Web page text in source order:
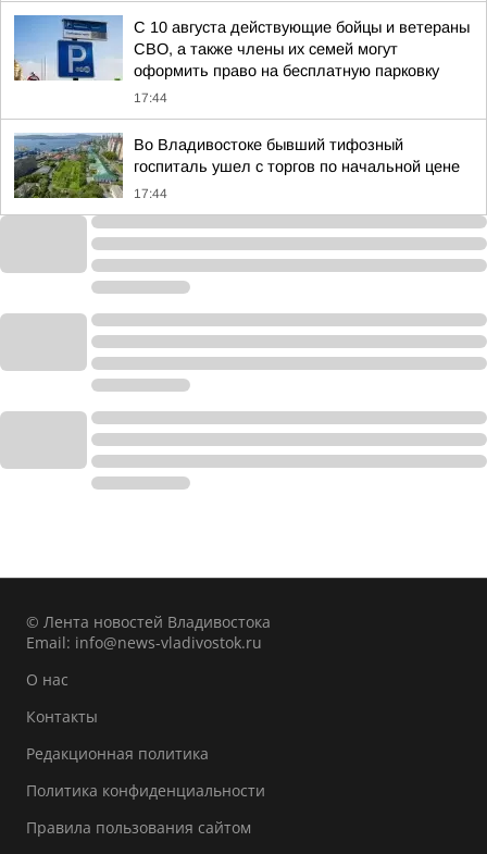
С 10 августа действующие бойцы и ветераны
СВО, а также члены их семей могут
оформить право на бесплатную парковку
17:44
Во Владивостоке бывший тифозный
госпиталь ушел с торгов по начальной цене
17:44
© Лента новостей Владивостока
Email: info@news-vladivostok.ru
О нас
Контакты
Редакционная политика
Политика конфиденциальности
Правила пользования сайтом